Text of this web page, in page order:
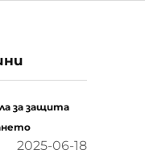
за защита
2025-06-18